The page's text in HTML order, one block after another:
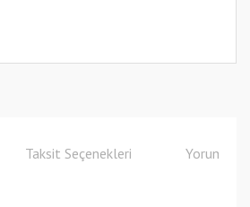
Taksit Seçenekleri Yorumlar